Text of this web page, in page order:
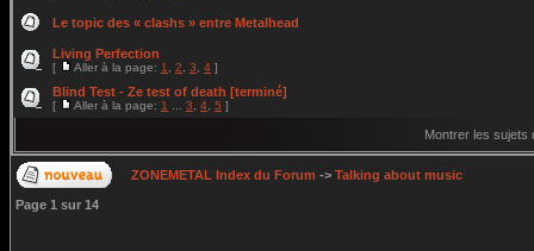
Le topic des « clashs » entre Metalhead
Living Perfection
[ Aller à la page: 1 2 3 4 ]
Blind Test - Ze test of death [terminé]
[ Aller à la page: 1 3 4 5 ]
Montrer les sujets
ZONEMETAL Index du Forum -> Talking about music
Page 1 sur 14